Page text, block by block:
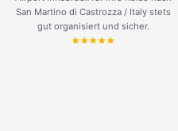
San Martino di Castrozza / Italy stets
gut organisiert und sicher.